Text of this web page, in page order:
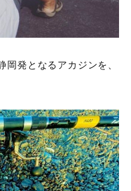
岡発となるアカジンを、